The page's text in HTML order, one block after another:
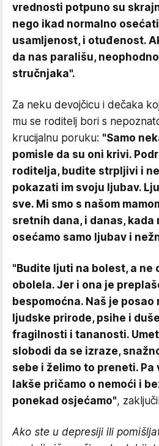
vrednosti potpuno su
nego ikad normalno
usamljenost, i otuđenost.
da nas parališu,
stručnjaka".
Za neku devojčicu i dečaka
mu se roditelj bori s
krucijalnu poruku: "Samo
pomisle da su oni krivi.
roditelja, budite strpljivi i
pokazati im svoju ljubav.
sve. Mi smo s našom
sretnih dana, i danas, kada
osećamo samo ljubav i
"Budite ljuti na bolest, a ne
obolela. Jer i ona je
bespomoćna. Naš je posao
ljudske prirode, psihe i
fragilnosti i tananosti.
slobodi da se izraze,
sebe i želimo to preneti. Pa
lakše pričamo o nemoći i
ponekad osjećamo",
Ako ste u depresiji ili